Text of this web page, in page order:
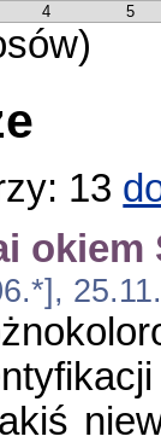
4 5
13
okiem